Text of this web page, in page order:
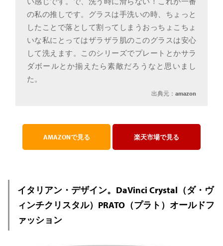
の私の推しです。グラスは手洗いの時、ちょっと
したことで落として割ってしまうおっちょこちょ
いな私にとってはザラザラ肌のこのグラスは安心
して洗えます。このシリーズでプレートとかサラ
ダボールとか揃えたら素敵だろうなと思いまし
た。
出典元：amazon
AMAZONで見る 楽天市場で見る
イタリアン・デザイン。DaVinci Crystal（ダ・ヴ
ィンチクリスタル）PRATO（プラト）オールドフ
ァッション